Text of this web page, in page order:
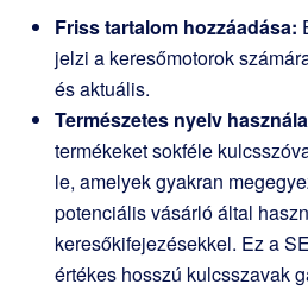
Friss tartalom hozzáadása:
jelzi a keresőmotorok
és aktuális.
Természetes nyelv
termékeket sokféle
le, amelyek gyakran
potenciális vásárló által
keresőkifejezésekkel. Ez a
értékes hosszú kulcsszavak